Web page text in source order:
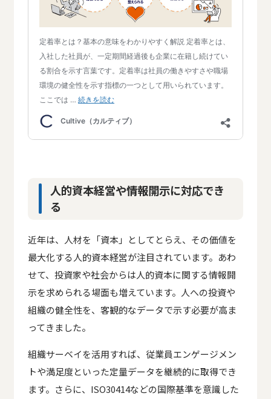
人的資本経営や情報開示に対応でき
る
近年は、人材を「資本」としてとらえ、その価値を
最大化する人的資本経営が注目されています。あわ
せて、投資家や社会からは人的資本に関する情報開
示を求められる場面も増えています。人への投資や
組織の健全性を、客観的なデータで示す必要が高ま
ってきました。
組織サーベイを活用すれば、従業員エンゲージメン
トや満足度といった定量データを継続的に取得でき
ます。さらに、ISO30414などの国際基準を意識した